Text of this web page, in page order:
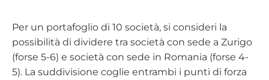
Per un portafoglio di 10 società, si consideri la
possibilità di dividere tra società con sede a Zurigo
(forse 5-6) e società con sede in Romania (forse 4-
5). La suddivisione coglie entrambi i punti di forza